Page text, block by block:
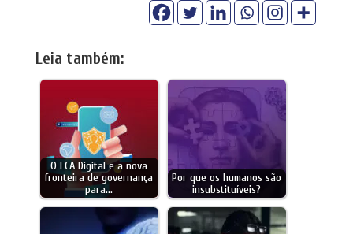
Leia também:
O ECA Digital e a nova
fronteira de governança
para…
Por que os humanos são
insubstituíveis?